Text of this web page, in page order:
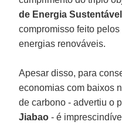
de Energia
compromisso feito
energias renováveis.
Apesar disso, para
economias com baixos
de carbono - advertiu o
Jiabao - é